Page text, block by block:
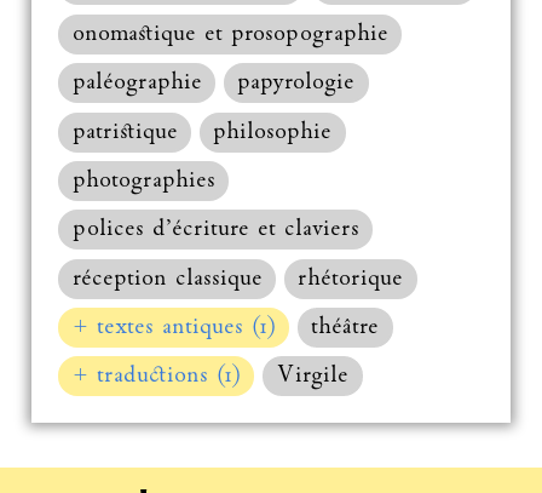
onomastique et prosopographie
paléographie
papyrologie
patristique
philosophie
photographies
polices d’écriture et claviers
réception classique
rhétorique
+ textes antiques (1)
théâtre
+ traductions (1)
Virgile